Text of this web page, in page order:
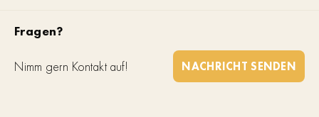
Fragen?
Nimm gern Kontakt auf! NACHRICHT SENDEN